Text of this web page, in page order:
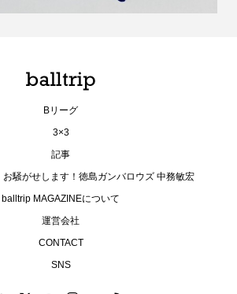
Bリーグ
3×3
記事
お騒がせします！徳島ガンバロウズ 中務敏宏
balltrip MAGAZINEについて
運営会社
CONTACT
SNS